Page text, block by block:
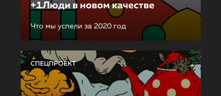
+1Люди в новом качестве
Что мы успели за 2020 год
СПЕЦПРОЕКТ